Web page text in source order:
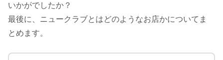
いかがでしたか？
最後に、ニュークラブとはどのようなお店かについてま
とめます。